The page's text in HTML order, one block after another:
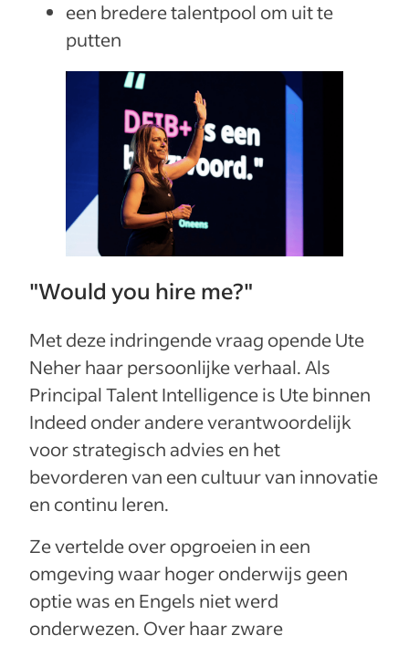
een bredere talentpool om uit te
putten
"Would you hire me?"
Met deze indringende vraag opende Ute
Neher haar persoonlijke verhaal. Als
Principal Talent Intelligence is Ute binnen
Indeed onder andere verantwoordelijk
voor strategisch advies en het
bevorderen van een cultuur van innovatie
en continu leren.
Ze vertelde over opgroeien in een
omgeving waar hoger onderwijs geen
optie was en Engels niet werd
onderwezen. Over haar zware